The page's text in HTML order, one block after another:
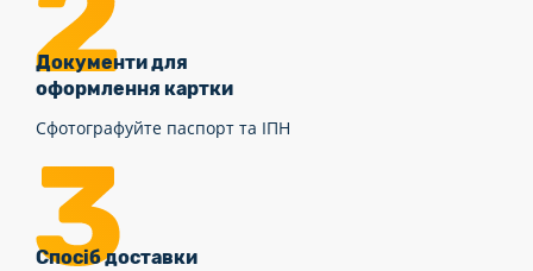
Документи для
оформлення картки
Сфотографуйте паспорт та ІПН
Спосіб доставки